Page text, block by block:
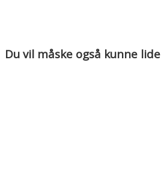
Du vil måske også kunne lide